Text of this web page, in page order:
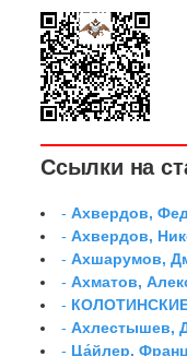
Ссылки на
-Ахвердов,
-Ахвердов,
-Ахшарумов,
-Ахматов,
-
-Ахлестышев,
- Ца́йлер,